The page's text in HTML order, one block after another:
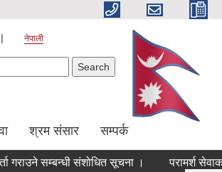
नेपाली
श्रम संसार सम्पर्क
सम्बन्धी संशोधित सूचना । परामर्श सेवाका